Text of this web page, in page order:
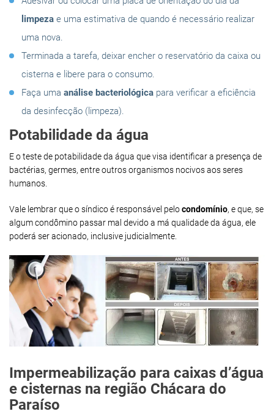
limpeza e uma estimativa de quando é necessário realizar
uma nova.
Terminada a tarefa, deixar encher o reservatório da caixa ou
cisterna e libere para o consumo.
Faça uma análise bacteriológica para verificar a eficiência
da desinfecção (limpeza).
Potabilidade da água
E o teste de potabilidade da água que visa identificar a presença de
bactérias, germes, entre outros organismos nocivos aos seres
humanos.
Vale lembrar que o síndico é responsável pelocondomínio, e que, se
algum condômino passar mal devido a má qualidade da água, ele
poderá ser acionado, inclusive judicialmente.
Impermeabilização para caixas d’água
e cisternas na região Chácara do
Paraíso